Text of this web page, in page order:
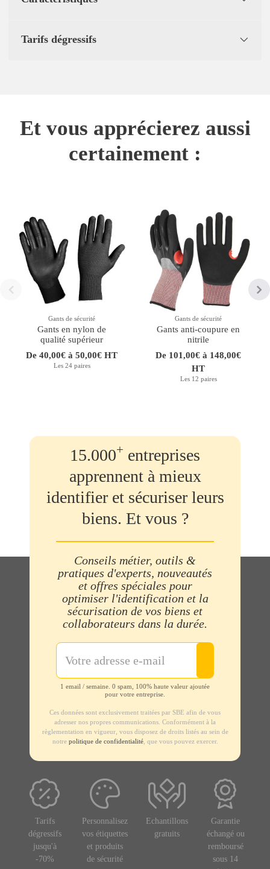
Tarifs dégressifs
Et vous apprécierez aussi
certainement :
Gants de sécurité
Gants en nylon de
qualité supérieur
De 40,00€ à 50,00€ HT
Les 24 paires
Gants de sécurité
Gants anti-coupure en
nitrile
De 101,00€ à 148,00€
HT
Les 12 paires
15.000+ entreprises
apprennent à mieux
identifier et sécuriser leurs
biens. Et vous ?
Conseils métier, outils &
pratiques d'experts, nouveautés
et offres spéciales pour
optimiser l'identification et la
sécurisation de vos biens et
collaborateurs dans la durée.
1 email / semaine. 0 spam, 100% haute valeur ajoutée
pour votre entreprise.
Ces données sont exclusivement traitées par SBE afin de vous
adresser nos propres communications. Conformément à la
règlementation en vigueur, vous disposez de droits listés au sein de
notre politique de confidentialité, que vous pouvez exercer.
Tarifs
dégressifs
jusqu'à
-70%
Personnalisez
vos étiquettes
et produits
de sécurité
Echantillons
gratuits
Garantie
échangé ou
remboursé
sous 14